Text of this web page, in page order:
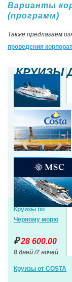
Варианты
(программ)
Также предлагаем
проведения
КРУИЗЫ
Круизы по
Черному морю
₽28 600.00
8 дней /7 ночей
Круизы от COSTA